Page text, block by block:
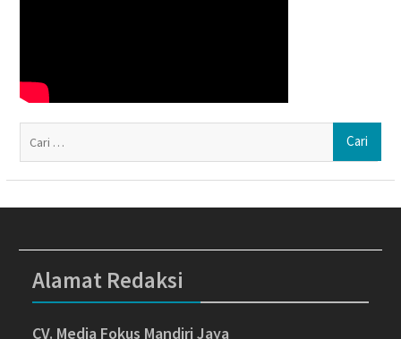
Alamat Redaksi
CV. Media Fokus Mandiri Jaya